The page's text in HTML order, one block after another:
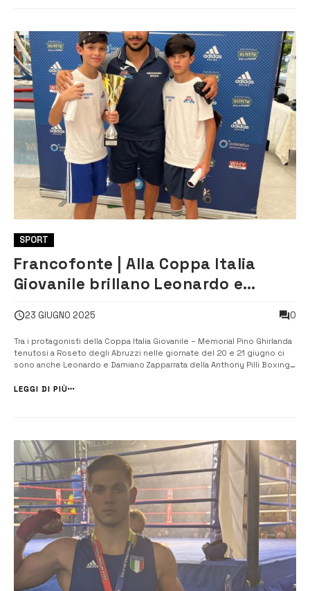
SPORT
Francofonte | Alla Coppa Italia
Giovanile brillano Leonardo e
Pilli Boxing Team
23 GIUGNO 2025 0
Tra i protagonisti della Coppa Italia Giovanile – Memorial Pino Ghirlanda
tenutosi a Roseto degli Abruzzi nelle giornate del 20 e 21 giugno ci
sono anche Leonardo e Damiano Zapparrata della Anthony Pilli Boxing
metri piani e hanno sfoderato tanta classe nello sparring. ...
LEGGI DI PIÙ